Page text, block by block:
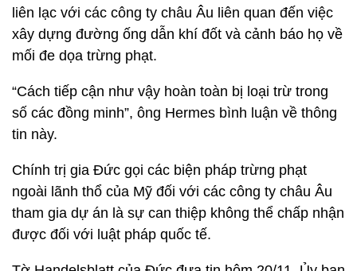
liên lạc với các công ty châu Âu liên quan đến việc
xây dựng đường ống dẫn khí đốt và cảnh báo họ về
mối đe dọa trừng phạt.
“Cách tiếp cận như vậy hoàn toàn bị loại trừ trong
số các đồng minh”, ông Hermes bình luận về thông
tin này.
Chính trị gia Đức gọi các biện pháp trừng phạt
ngoài lãnh thổ của Mỹ đối với các công ty châu Âu
tham gia dự án là sự can thiệp không thể chấp nhận
được đối với luật pháp quốc tế.